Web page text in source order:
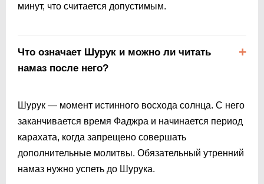
минут, что считается допустимым.
Что означает Шурук и можно ли читать
намаз после него?
Шурук — момент истинного восхода солнца. С него
заканчивается время Фаджра и начинается период
карахата, когда запрещено совершать
дополнительные молитвы. Обязательный утренний
намаз нужно успеть до Шурука.